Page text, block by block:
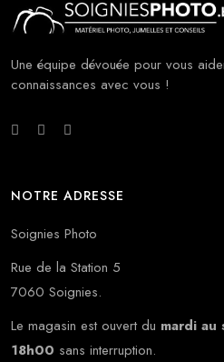
Une équipe dévouée pour vous
connaissances avec vous !
NOTRE ADRESSE
Soignies Photo
Rue de la Station 5
7060 Soignies.
Le magasin est ouvert du mardi
18h00 sans interruption.